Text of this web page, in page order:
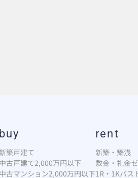
buy
築戸建て
中古戸建て2,000万円以下
中古マンション2,000万円以下
rent
新築・築浅
敷金・礼金
1R・1Kバス